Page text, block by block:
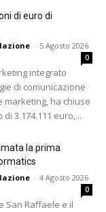
di euro di
- 5 Agosto 2026
0
integrato
di comunicazione
marketing, ha chiuso
3.174.111 euro,...
la prima
- 4 Agosto 2026
0
San Raffaele e il